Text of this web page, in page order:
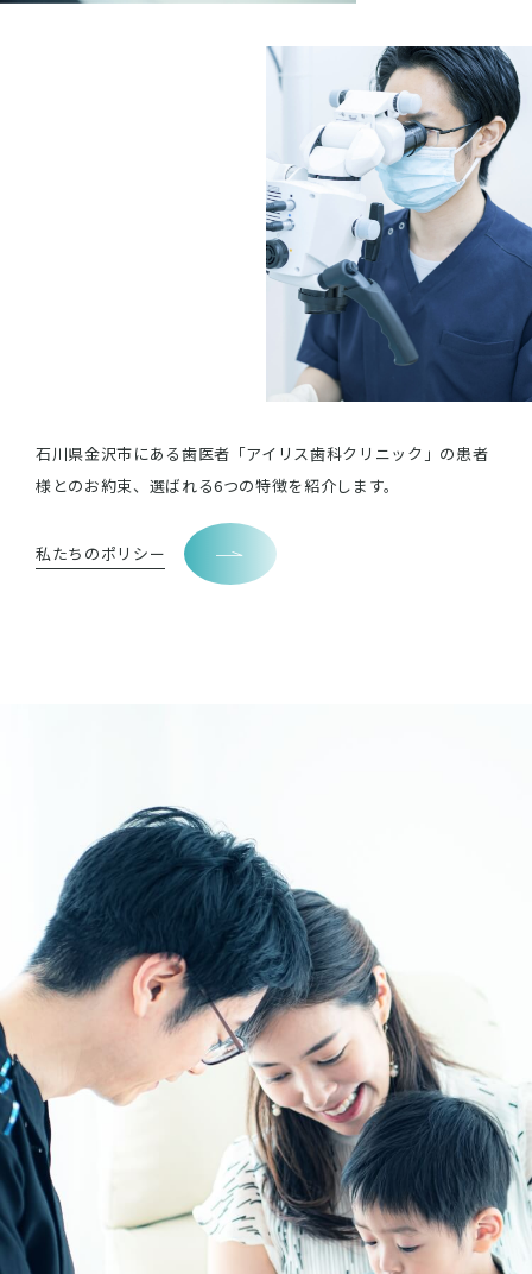
石川県金沢市にある歯医者「アイリス歯科クリニック」の患者
様とのお約束、選ばれる6つの特徴を紹介します。
私たちのポリシー